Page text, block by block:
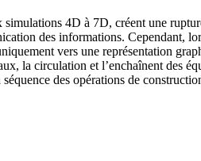
4D à 7D, créent une
des informations. Cependant,
vers une représentation
la circulation et l’enchaînent des
des opérations de